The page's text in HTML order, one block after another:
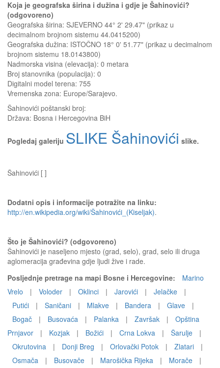
Koja je geografska širina i dužina i gdje je Šahinovići?
(odgovoreno)
Geografska širina: SJEVERNO 44° 2' 29.47" (prikaz u
decimalnom brojnom sistemu 44.0415200)
Geografska dužina: ISTOČNO 18° 0' 51.77" (prikaz u decimalnom
brojnom sistemu 18.0143800)
Nadmorska visina (elevacija): 0 metara
Broj stanovnika (populacija): 0
Digitalni model terena: 755
Vremenska zona: Europe/Sarajevo.
Šahinovići poštanski broj:
Država: Bosna i Hercegovina BiH
Pogledaj galeriju SLIKE Šahinovići slike.
Šahinovići [ ]
Dodatni opis i informacije potražite na linku:
http://en.wikipedia.org/wiki/Šahinovići_(Kiseljak).
Što je Šahinovići? (odgovoreno)
Šahinovići je naseljeno mjesto (grad, selo), grad, selo ili druga
aglomeracija građevina gdje ljudi žive i rade.
Posljednje pretrage na mapi Bosne i Hercegovine:
Marino
Vrelo
| Voloder | Oklinci | Jarovići | Jelačke
|
Putići
| Saničani | Mlakve | Bandera | Glave
|
Bogač
| Busovaća | Palanka | Završak |
Opština
Prnjavor
| Kozjak | Božići | Crna Lokva | Šarulje
|
Okrutovina
| Donji Breg | Orlovački Potok | Zlatari
|
Osmača
| Busovače | Marošička Rijeka | Morače |